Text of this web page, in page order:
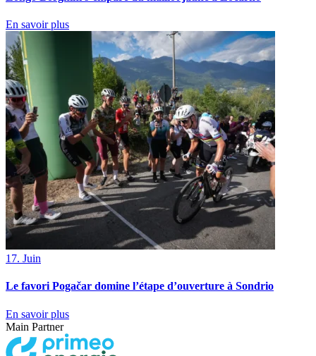
En savoir plus
17. Juin
Le favori Pogačar domine l’étape d’ouverture à Sondrio
En savoir plus
Main Partner